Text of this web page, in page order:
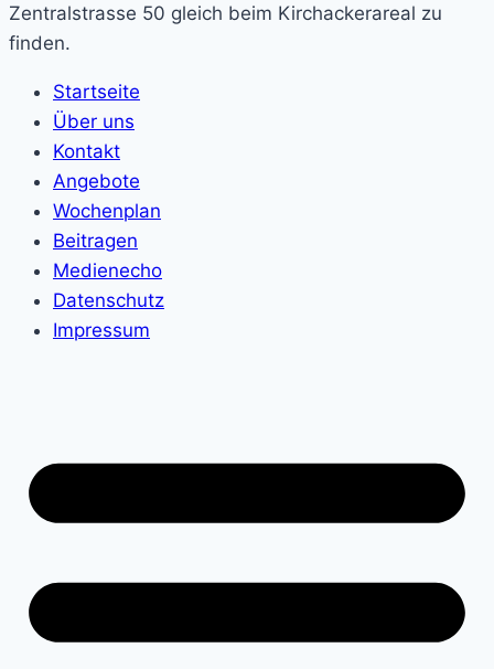
Zentralstrasse 50 gleich beim Kirchackerareal zu
finden.
Startseite
Über uns
Kontakt
Angebote
Wochenplan
Beitragen
Medienecho
Datenschutz
Impressum